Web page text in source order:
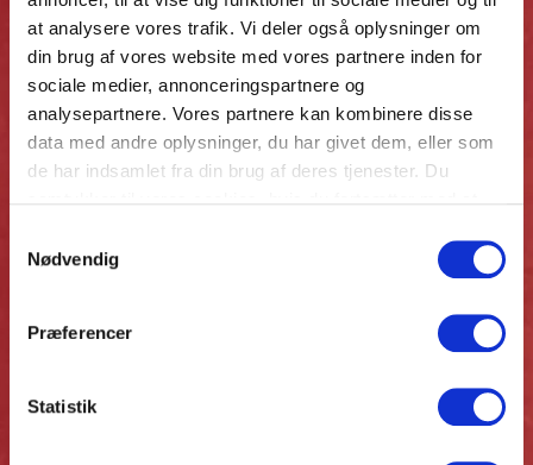
at analysere vores trafik. Vi deler også oplysninger om
din brug af vores website med vores partnere inden for
sociale medier, annonceringspartnere og
analysepartnere. Vores partnere kan kombinere disse
data med andre oplysninger, du har givet dem, eller som
de har indsamlet fra din brug af deres tjenester. Du
Nødvendig
Præferencer
Statistik
INVESTERING, UDLEJNING